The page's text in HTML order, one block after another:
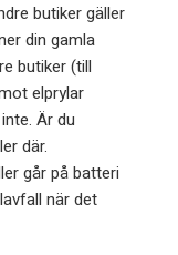
butiker gäller
din gamla
butiker (till
elprylar
Är du
där.
går på batteri
när det